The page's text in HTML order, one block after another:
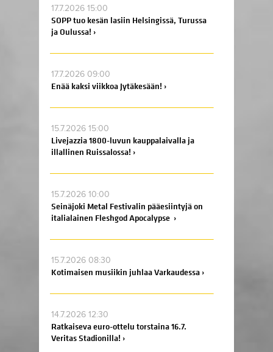
17.7.2026 15:00
SOPP tuo kesän lasiin Helsingissä, Turussa
ja Oulussa! ›
17.7.2026 09:00
Enää kaksi viikkoa Jytäkesään! ›
15.7.2026 15:00
Livejazzia 1800-luvun kauppalaivalla ja
illallinen Ruissalossa! ›
15.7.2026 10:00
Seinäjoki Metal Festivalin pääesiintyjä on
italialainen Fleshgod Apocalypse ›
15.7.2026 08:30
Kotimaisen musiikin juhlaa Varkaudessa ›
14.7.2026 12:30
Ratkaiseva euro-ottelu torstaina 16.7.
Veritas Stadionilla! ›